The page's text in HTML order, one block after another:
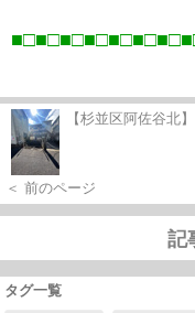
【杉並区阿佐谷北
＜ 前のページ
記
タグ一覧